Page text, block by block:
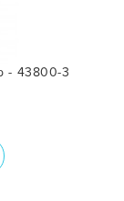
- 43800-3